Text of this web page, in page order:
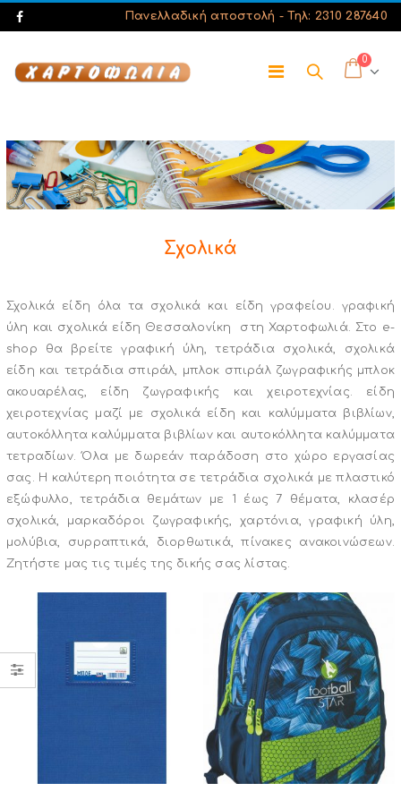
Πανελλαδική αποστολή - Τηλ: 2310 287640
0
Σχολικά
Σχολικά είδη όλα τα σχολικά και είδη γραφείου. γραφική
ύλη και σχολικά είδη Θεσσαλονίκη στη Χαρτοφωλιά. Στο e-
shop θα βρείτε γραφική ύλη, τετράδια σχολικά, σχολικά
είδη και τετράδια σπιράλ, μπλοκ σπιράλ ζωγραφικής μπλοκ
ακουαρέλας, είδη ζωγραφικής και χειροτεχνίας. είδη
χειροτεχνίας μαζί με σχολικά είδη και καλύμματα βιβλίων,
αυτοκόλλητα καλύμματα βιβλίων και αυτοκόλλητα καλύμματα
τετραδίων. Όλα με δωρεάν παράδοση στο χώρο εργασίας
σας. Η καλύτερη ποιότητα σε τετράδια σχολικά με πλαστικό
εξώφυλλο, τετράδια θεμάτων με 1 έως 7 θέματα, κλασέρ
σχολικά, μαρκαδόροι ζωγραφικής, χαρτόνια, γραφική ύλη,
μολύβια, συρραπτικά, διορθωτικά, πίνακες ανακοινώσεων.
Ζητήστε μας τις τιμές της δικής σας λίστας.